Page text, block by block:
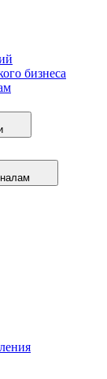
бизнеса